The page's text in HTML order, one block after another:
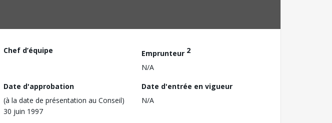
Chef d’équipe Emprunteur 2
N/A
Date d'approbation
(à la date de présentation au Conseil)
30 juin 1997
Date d'entrée en vigueur
N/A